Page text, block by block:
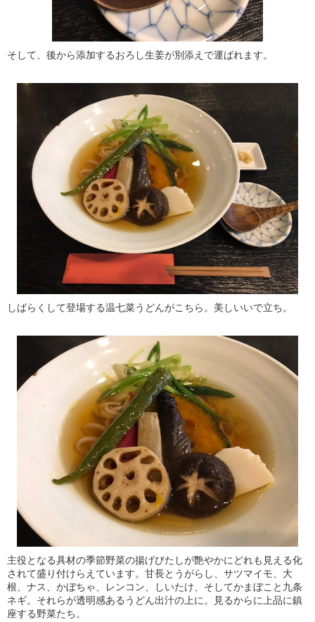
そして、後から添加するおろし生姜が別添えで運ばれます。
しばらくして登場する温七菜うどんがこちら。美しいいで立ち。
主役となる具材の季節野菜の揚げびたしが艶やかにどれも見える化
されて盛り付けらえています。甘長とうがらし、サツマイモ、大
根、ナス、かぼちゃ、レンコン、しいたけ、そしてかまぼこと九条
ネギ。それらが透明感あるうどん出汁の上に。見るからに上品に鎮
座する野菜たち。